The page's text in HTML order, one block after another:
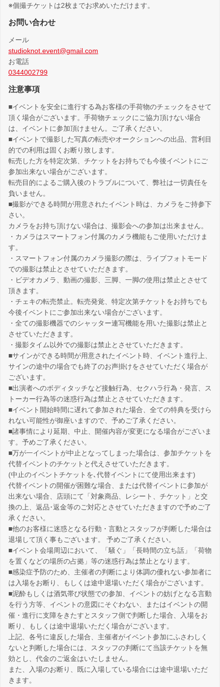
※個撮チケットは2枚までお求めいただけます。
お問い合わせ
メール
studioknot.event@gmail.com
お電話
0344002799
注意事項
■イベントを安全に進行する為お客様の手荷物のチェックをさせて
頂く場合がございます。手荷物チェックにご協力頂けない場合
は、イベントに参加頂けません。ご了承ください。
■イベントで撮影した写真の転売やオークションへの出品、営利目
的での利用は固くお断り致します。
転売した方を特定次第、チケットをお持ちでも今後イベントにご
参加出来ない場合がございます。
転売目的によるご購入後のトラブルについて、弊社は一切責任を
負いません。
■撮影ができる時間が用意されたイベント時は、カメラをご持参下
さい。
カメラをお持ち頂けない場合は、撮影会への参加は出来ません。
・カメラはスマートフォン付属のカメラ機能もご使用いただけま
す。
・スマートフォン付属のカメラ撮影の際は、ライブフォトモード
での撮影は禁止とさせていただきます。
・ビデオカメラ、動画の撮影、三脚、一脚の使用は禁止とさせて
頂きます。
・チェキの転売禁止。転売発覚、特定次第チケットをお持ちでも
今後イベントにご参加出来ない場合がございます。
・全ての撮影機器でのシャッター連写機能を用いた撮影は禁止と
させていただきます。
・撮影タイム以外での撮影は禁止とさせていただきます。
■サインができる時間が用意されたイベント時、イベント進行上、
サインの途中の場合でも終了のお声掛けをさせていただく場合が
ございます。
■出演者へのボディタッチなど接触行為、セクハラ行為・発言、ス
トーカー行為等の迷惑行為は禁止とさせていただきます。
■イベント開始時間に遅れて参加された場合、全ての特典を受けら
れない可能性が御座いますので、予めご了承ください。
■諸事情により延期、中止、開催内容が変更になる場合がございま
す。予めご了承ください。
■万が一イベントが中止となってしまった場合は、参加チケットを
代替イベントのチケットと代えさせていただきます。
(中止のイベントチケットを､代替イベントにて使用出来ます)
代替イベントの開催が困難な場合、または代替イベントに参加が
出来ない場合、店頭にて「対象商品、レシート、チケット」と交
換の上、返品･返金等のご対応とさせていただきますので予めご了
承ください。
■他のお客様に迷惑となる行動・言動とスタッフが判断した場合は
退場して頂く事もございます。 予めご了承ください。
■イベント会場周辺において、「騒ぐ」「長時間の立ち話」「荷物
を置くなどの場所の占拠」等の迷惑行為は禁止となります。
■感染症予防のため、主催者の判断により体調の優れない参加者に
は入場をお断り、もしくは途中退場いただく場合がございます。
■泥酔もしくは酒気帯び状態での参加、イベントの妨げとなる言動
を行う方等、イベントの意図にそぐわない、またはイベントの開
催・進行に支障をきたすとスタッフ側で判断した場合、入場をお
断り、もしくは途中退場いただく場合がございます。
上記、各号に違反した場合、主催者がイベント参加にふさわしく
ないと判断した場合には、スタッフの判断にて当該チケットを無
効とし、代金のご返金はいたしません。
また、入場のお断り、既に入場している場合には途中退場いただ
きます。